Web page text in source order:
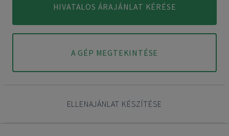
HIVATALOS ÁRAJÁNLAT KÉRÉSE
A GÉP MEGTEKINTÉSE
ELLENAJÁNLAT KÉSZÍTÉSE